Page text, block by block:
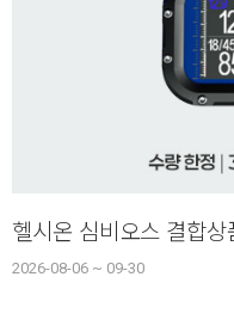
헬시온 심비오스 결합상
2026-08-06 ~ 09-30